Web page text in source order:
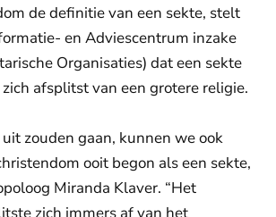
de definitie van een sekte, stelt
en Adviescentrum inzake
Organisaties) dat een sekte
afsplitst van een grotere religie.
zouden gaan, kunnen we ook
ooit begon als een sekte,
Miranda Klaver. “Het